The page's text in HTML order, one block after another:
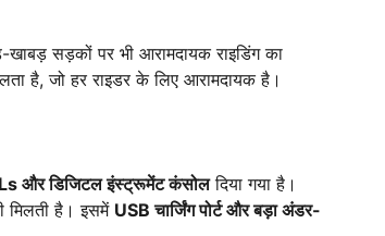
सड़कों पर भी आरामदायक राइडिंग का
है, जो हर राइडर के लिए आरामदायक है।
और डिजिटल इंस्ट्रूमेंट कंसोलदिया गया है।
मिलती है। इसमें USB चार्जिंग पोर्ट और बड़ा अंडर-